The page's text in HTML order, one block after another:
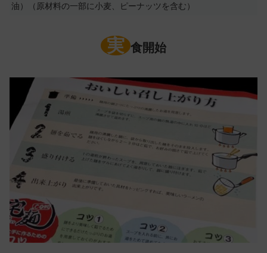
油）（原材料の一部に小麦、ピーナッツを含む）
実 食開始